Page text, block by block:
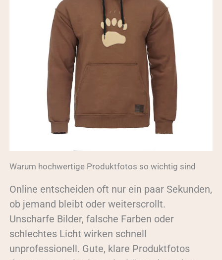
Warum hochwertige Produktfotos so wichtig sind
Online entscheiden oft nur ein paar Sekunden,
ob jemand bleibt oder weiterscrollt.
Unscharfe Bilder, falsche Farben oder
schlechtes Licht wirken schnell
unprofessionell. Gute, klare Produktfotos